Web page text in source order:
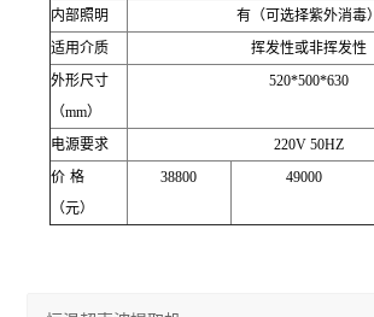
内部照明
有（可选择紫外消毒）
适用介质
挥发性或非挥发性
外形尺寸
（mm）
520*500*630
电源要求
220V 50HZ
价 格
（元）
38800 49000